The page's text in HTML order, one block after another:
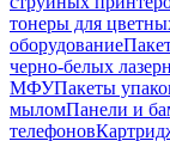
тонеры для
оборудование
черно-белых
МФУПакеты
мыломПанели и
телефонов